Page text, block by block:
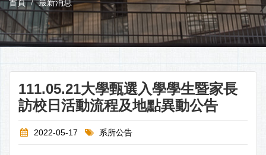
首頁 最新消息
111.05.21大學甄選入學學生暨家長
訪校日活動流程及地點異動公告
2022-05-17 系所公告